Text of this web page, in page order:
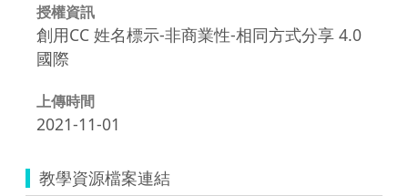
授權資訊
創用CC 姓名標示-非商業性-相同方式分享 4.0
國際
上傳時間
2021-11-01
教學資源檔案連結